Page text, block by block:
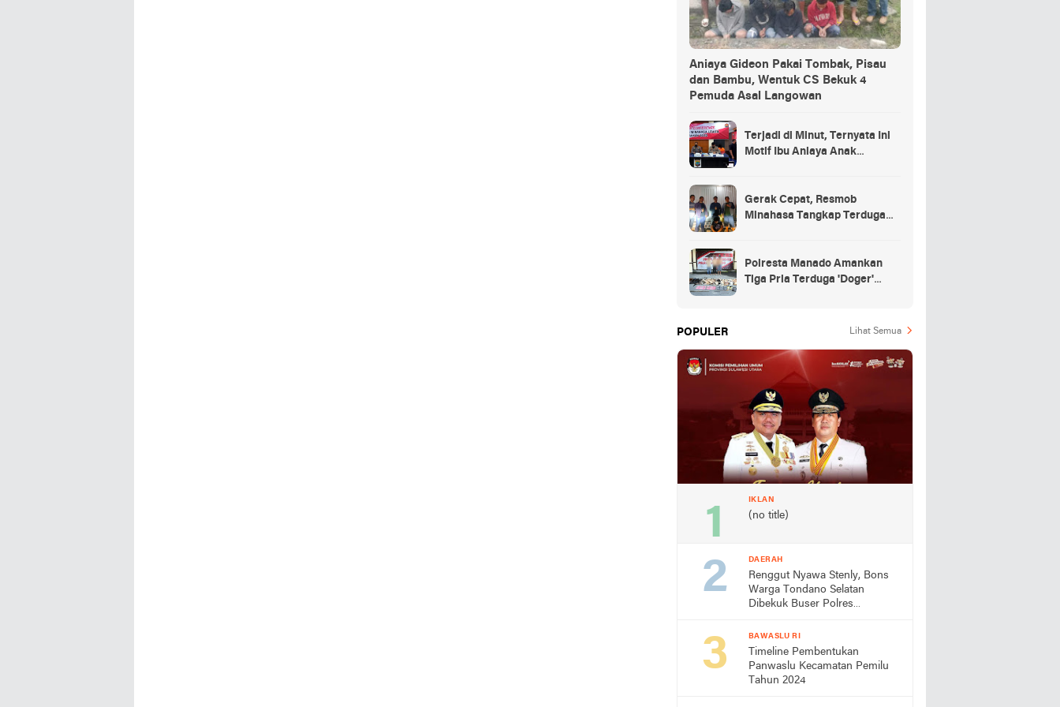
Aniaya Gideon Pakai Tombak, Pisau
dan Bambu, Wentuk CS Bekuk 4
Pemuda Asal Langowan
Terjadi di Minut, Ternyata Ini
Motif Ibu Aniaya Anak
Gerak Cepat, Resmob
Minahasa Tangkap Terduga
Polresta Manado Amankan
Tiga Pria Terduga 'Doger'
POPULER Lihat Semua
IKLAN
(no title)
DAERAH
Renggut Nyawa Stenly, Bons
Warga Tondano Selatan
Dibekuk Buser Polres
BAWASLU RI
Timeline Pembentukan
Panwaslu Kecamatan Pemilu
Tahun 2024